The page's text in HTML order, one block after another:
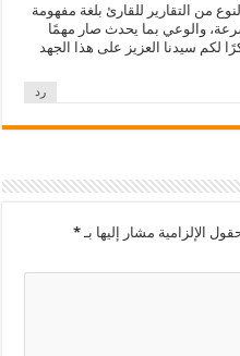
من التقارير للقارئ بلغة مفهومة
والوعي بما يحدث صار مهمًا
لكم سيدنا العزيز على هذا الجهد
رد
الإلزامية مشار إليها بـ*